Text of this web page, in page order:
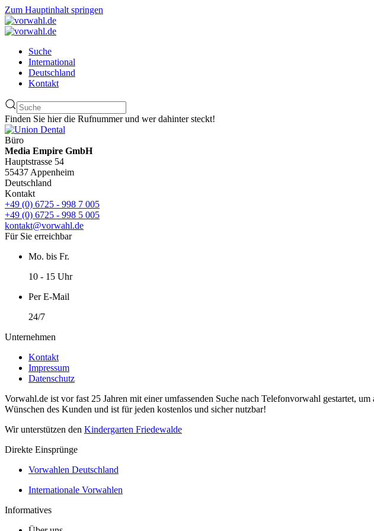
Zum Hauptinhalt springen
Suche
International
Deutschland
Kontakt
Finden Sie hier die Rufnummer und wer dahinter steckt!
Büro
Media Empire GmbH
Hauptstrasse 54
55437 Appenheim
Deutschland
Kontakt
+49 (0) 6725 - 998 7 005
+49 (0) 6725 - 998 5 005
kontakt@vorwahl.de
Für Sie erreichbar
Mo. bis Fr.
10 - 15 Uhr
Per E-Mail
24/7
Unternehmen
Kontakt
Impressum
Datenschutz
Vorwahl.de ist vor fast 25 Jahren mit einer umfassenden Suche nach Telefonvorwahl gestartet,
Wünschen des Kunden und ist für jeden kostenlos und sicher nutzbar!
Wir unterstützen den Kindergarten Friedewalde
Direkte Einsprünge
Vorwahlen Deutschland
Internationale Vorwahlen
Informatives